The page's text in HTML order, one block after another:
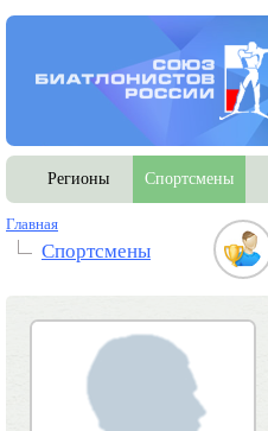
Регионы Спортсмены
Главная
Спортсмены